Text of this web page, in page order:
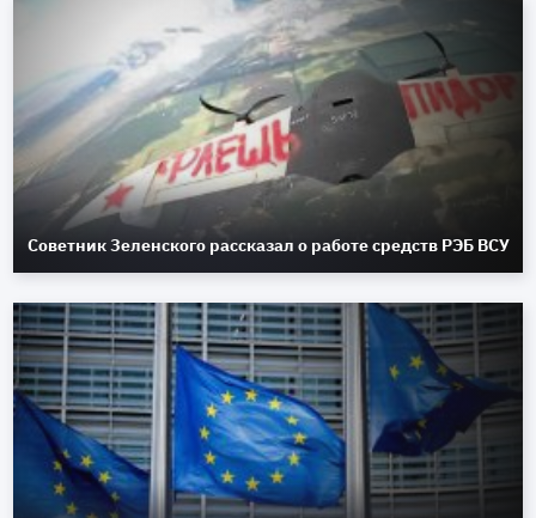
Советник Зеленского рассказал о работе средств РЭБ ВСУ